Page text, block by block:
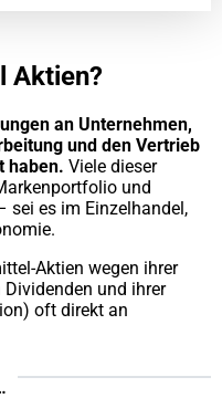
Aktien?
an Unternehmen,
und den Vertrieb
haben. Viele dieser
und
sei es im Einzelhandel,
Aktien wegen ihrer
und ihrer
oft direkt an